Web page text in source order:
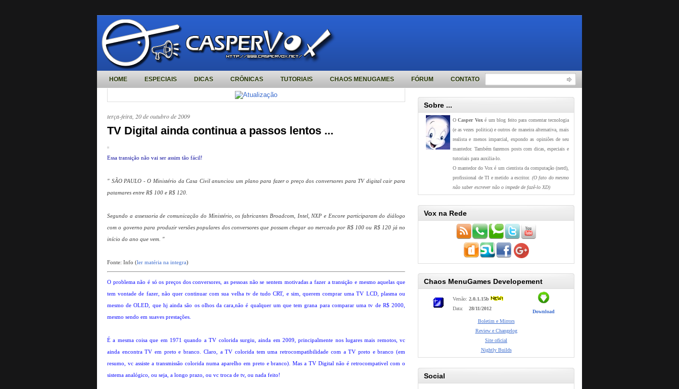
HOME ESPECIAIS DICAS CRÔNICAS TUTORIAIS CHAOS MENUGAMES FÓRUM CONTATO
terça-feira, 20 de outubro de 2009
TV Digital ainda continua a passos lentos ...
Essa transição não vai ser assim tão fácil!
" SÃO PAULO - O Ministério da Casa Civil anunciou um plano para fazer o preço dos conversores para TV digital cair para
patamares entre R$ 100 e R$ 120.
Segundo a assessoria de comunicação do Ministério, os fabricantes Broadcom, Intel, NXP e Encore participaram do diálogo
com o governo para produzir versões populares dos conversores que possam chegar ao mercado por R$ 100 ou R$ 120 já no
início do ano que vem. "
Fonte: Info (ler matéria na integra)
O problema não é só os preços dos conversores, as pessoas não se sentem motivadas a fazer a transição e mesmo aquelas que
tem vontade de fazer, não quer continuar com sua velha tv de tudo CRT, e sim, querem comprar uma TV LCD, plasma ou
mesmo de OLED, que hj ainda são os olhos da cara,não é qualquer um que tem grana para comparar uma tv de R$ 2000,
mesmo sendo em suaves prestações.
É a mesma coisa que em 1971 quando a TV colorida surgiu, ainda em 2009, principalmente nos lugares mais remotos, vc
ainda encontra TV em preto e branco. Claro, a TV colorida tem uma retrocompatibilidade com a TV preto e branco (em
resumo, vc assiste a transmissão colorida numa aparelho em preto e branco). Mas a TV Digital não é retrocompativel com o
sistema analógico, ou seja, a longo prazo, ou vc troca de tv, ou nada feito!
Sobre ...
OCasper Voxé um blog feito para comentar tecnologia
(e as vezes politica) e outros de maneira alternativa, mais
realista e menos imparcial, expondo as opiniões de seu
mantedor. Também fazemos posts com dicas, especiais e
tutoriais para auxilia-lo.
O mantedor do Vox é um cientista da computação (nerd),
profissional de TI e metido a escritor. (O fato do mesmo
não saber escrever não o impede de fazê-lo XD)
Vox na Rede
Chaos MenuGames Developement
Versão: 2.0.1.15b
Data:
28/11/2012
Download
Boletim e Mirrors
Review e Changelog
Site oficial
Nightly Builds
Social